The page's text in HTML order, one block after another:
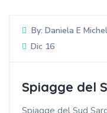
By: Daniela E
Dic 16
Spiagge del